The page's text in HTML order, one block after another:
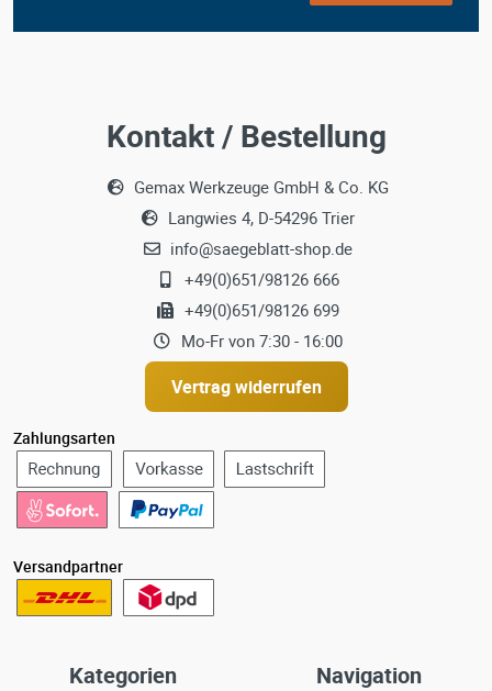
Kontakt / Bestellung
Gemax Werkzeuge GmbH & Co. KG
Langwies 4, D-54296 Trier
info@saegeblatt-shop.de
+49(0)651/98126 666
+49(0)651/98126 699
Mo-Fr von 7:30 - 16:00
Vertrag widerrufen
Zahlungsarten
Versandpartner
Kategorien Navigation